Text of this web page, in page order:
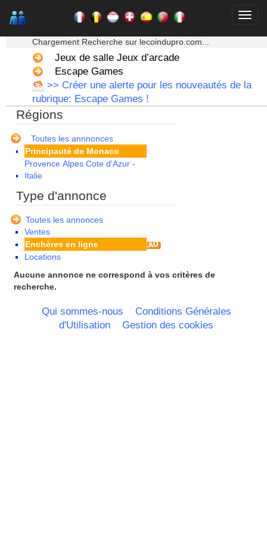
Chargement Recherche sur lecoindupro.com...
Jeux de salle Jeux d’arcade
Escape Games
>> Créer une alerte pour les nouveautés de la
rubrique: Escape Games !
Régions
Toutes les annnonces
Limousin
Martinique
Mayotte
Midi Pyrenees - Espagne -
Portugal
Nord Pas de Calais - Belgique -
Pays Bas
Pays de la Loire
Picardie
Poitou Charentes
Principauté de Monaco
Provence Alpes Cote d'Azur -
Italie
Type d'annonce
Toutes les annonces
Ventes
Enchères en ligne
Locations
Aucune annonce ne correspond à vos critères de
recherche.
Qui sommes-nous
Conditions Générales
d'Utilisation
Gestion des cookies